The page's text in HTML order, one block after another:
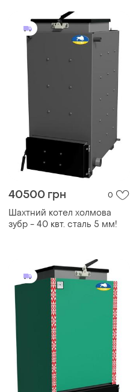
40500 грн 0
Шахтний котел холмова
зубр - 40 квт. сталь 5 мм!